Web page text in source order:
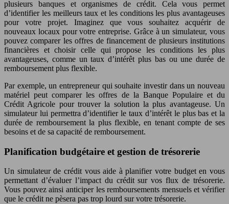
plusieurs banques et organismes de crédit. Cela vous permet
d’identifier les meilleurs taux et les conditions les plus avantageuses
pour votre projet. Imaginez que vous souhaitez acquérir de
nouveaux locaux pour votre entreprise. Grâce à un simulateur, vous
pouvez comparer les offres de financement de plusieurs institutions
financières et choisir celle qui propose les conditions les plus
avantageuses, comme un taux d’intérêt plus bas ou une durée de
remboursement plus flexible.
Par exemple, un entrepreneur qui souhaite investir dans un nouveau
matériel peut comparer les offres de la Banque Populaire et du
Crédit Agricole pour trouver la solution la plus avantageuse. Un
simulateur lui permettra d’identifier le taux d’intérêt le plus bas et la
durée de remboursement la plus flexible, en tenant compte de ses
besoins et de sa capacité de remboursement.
Planification budgétaire et gestion de trésorerie
Un simulateur de crédit vous aide à planifier votre budget en vous
permettant d’évaluer l’impact du crédit sur vos flux de trésorerie.
Vous pouvez ainsi anticiper les remboursements mensuels et vérifier
que le crédit ne pèsera pas trop lourd sur votre trésorerie.